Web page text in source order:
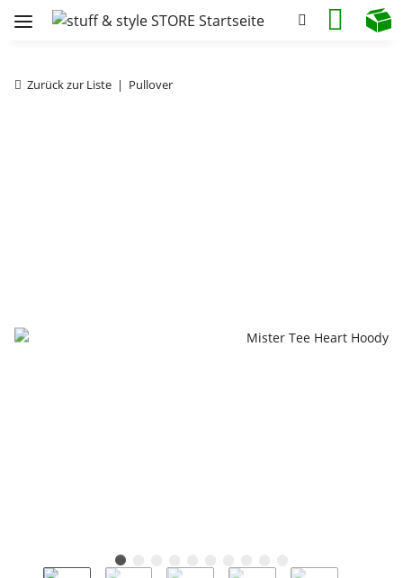
Zurück zur Liste Pullover